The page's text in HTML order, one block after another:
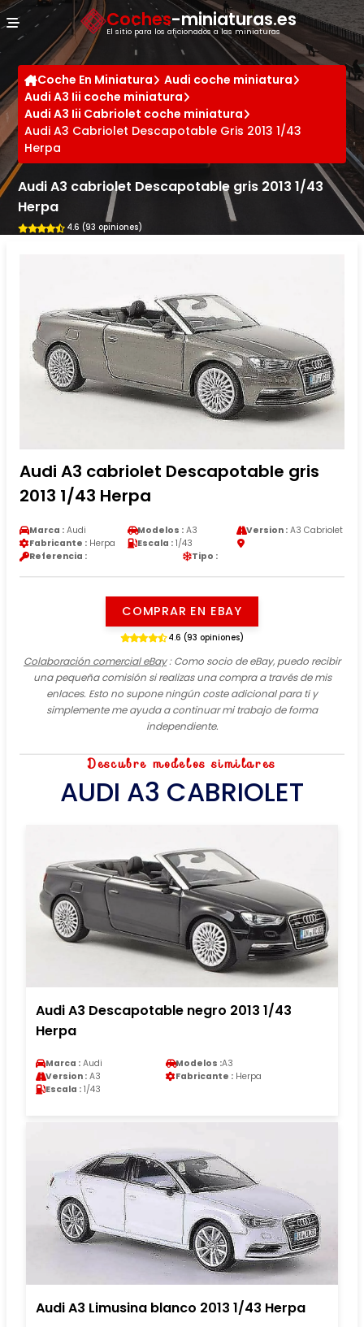
Coches-miniaturas.es
El sitio para los aficionados a las miniaturas
Coche En Miniatura
Audi coche miniatura
Audi A3 Iii coche miniatura
Audi A3 Iii Cabriolet coche miniatura
Audi A3 Cabriolet Descapotable Gris 2013 1/43
Herpa
Audi A3 cabriolet Descapotable gris 2013 1/43
Herpa
4.6 (93 opiniones)
Audi A3 cabriolet Descapotable gris
2013 1/43 Herpa
Marca : Audi Modelos : A3 Version :A3 Cabriolet
Fabricante : Herpa Escala : 1/43
Referencia :
Tipo :
COMPRAR EN EBAY
4.6 (93 opiniones)
Colaboración comercial eBay: Como socio de eBay, puedo recibir
una pequeña comisión si realizas una compra a través de mis
enlaces. Esto no supone ningún coste adicional para ti y
simplemente me ayuda a continuar mi trabajo de forma
independiente.
Descubre modelos similares
AUDI A3 CABRIOLET
Audi A3 Descapotable negro 2013 1/43
Herpa
Marca : Audi Modelos :A3
Version : A3 Fabricante : Herpa
Escala : 1/43
Audi A3 Limusina blanco 2013 1/43 Herpa
Panel de gestión de cookies